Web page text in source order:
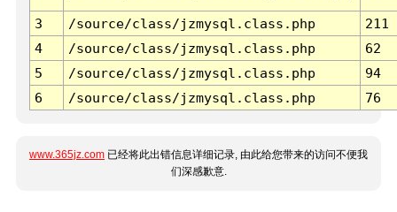
3 /source/class/jzmysql.class.php
211
4
/source/class/jzmysql.class.php
62
5
/source/class/jzmysql.class.php
94
6
/source/class/jzmysql.class.php 76
www.365jz.com 已经将此出错信息详细记录, 由此给您带来的访问不便我
们深感歉意.